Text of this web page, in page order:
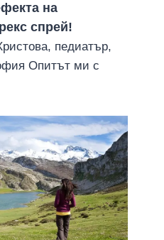
на
спрей!
педиатър,
Опитът ми с